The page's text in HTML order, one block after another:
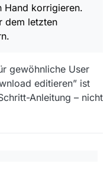
Hand korrigieren.
dem letzten
gewöhnliche User
editieren” ist
Anleitung – nicht